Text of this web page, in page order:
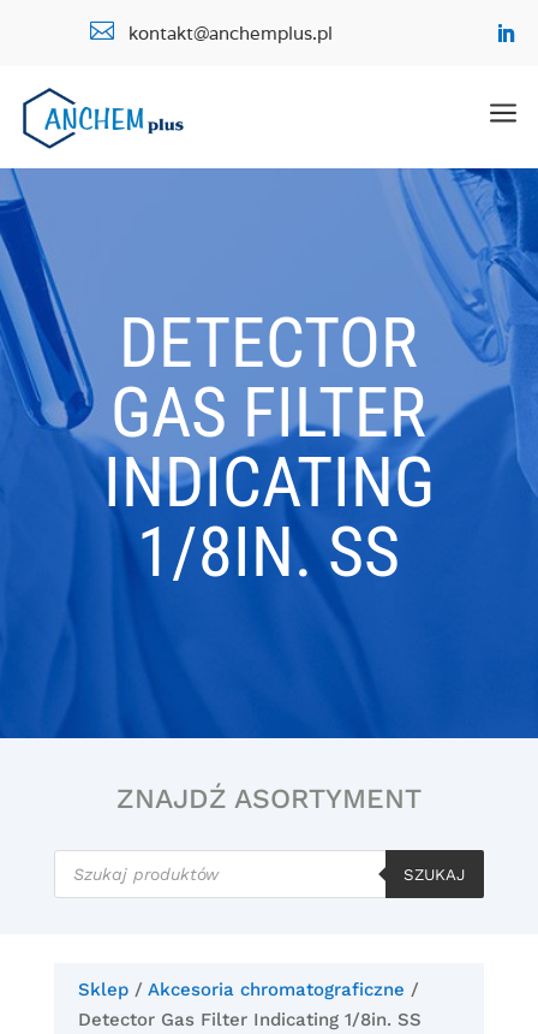
 kontakt@anchemplus.pl
a
DETECTOR
GAS FILTER
INDICATING
1/8IN. SS
ZNAJDŹ ASORTYMENT
Wyszukiwarka
produktów
SZUKAJ
Sklep/ Akcesoria chromatograficzne /
Detector Gas Filter Indicating 1/8in. SS